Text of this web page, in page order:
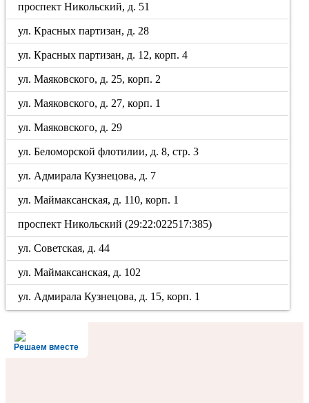
проспект Никольский, д. 51
ул. Красных партизан, д. 28
ул. Красных партизан, д. 12, корп. 4
ул. Маяковского, д. 25, корп. 2
ул. Маяковского, д. 27, корп. 1
ул. Маяковского, д. 29
ул. Беломорской флотилии, д. 8, стр. 3
ул. Адмирала Кузнецова, д. 7
ул. Маймаксанская, д. 110, корп. 1
проспект Никольский (29:22:022517:385)
ул. Советская, д. 44
ул. Маймаксанская, д. 102
ул. Адмирала Кузнецова, д. 15, корп. 1
Решаем вместе